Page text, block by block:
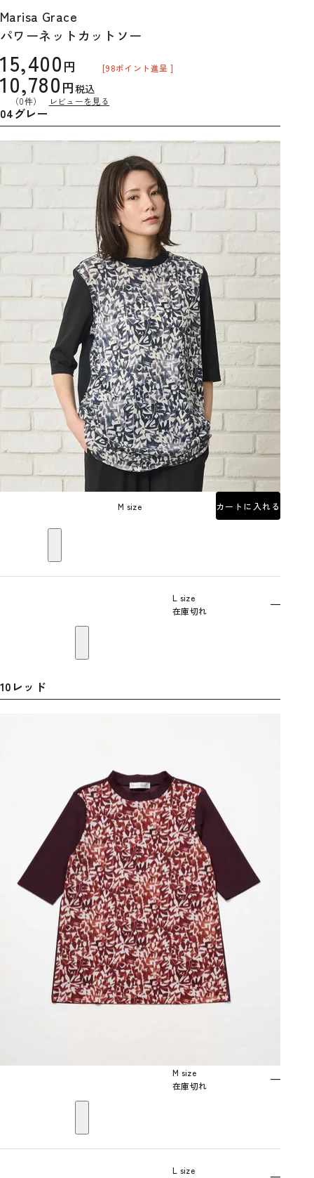
Marisa Grace
パワーネットカットソー
15,400
10,780 税込
[98ポイント進呈 ]
（0件） レビューを見る
04グレー
M size カートに入れる
L size
在庫切れ
—
10レッド
M size
在庫切れ
—
L size